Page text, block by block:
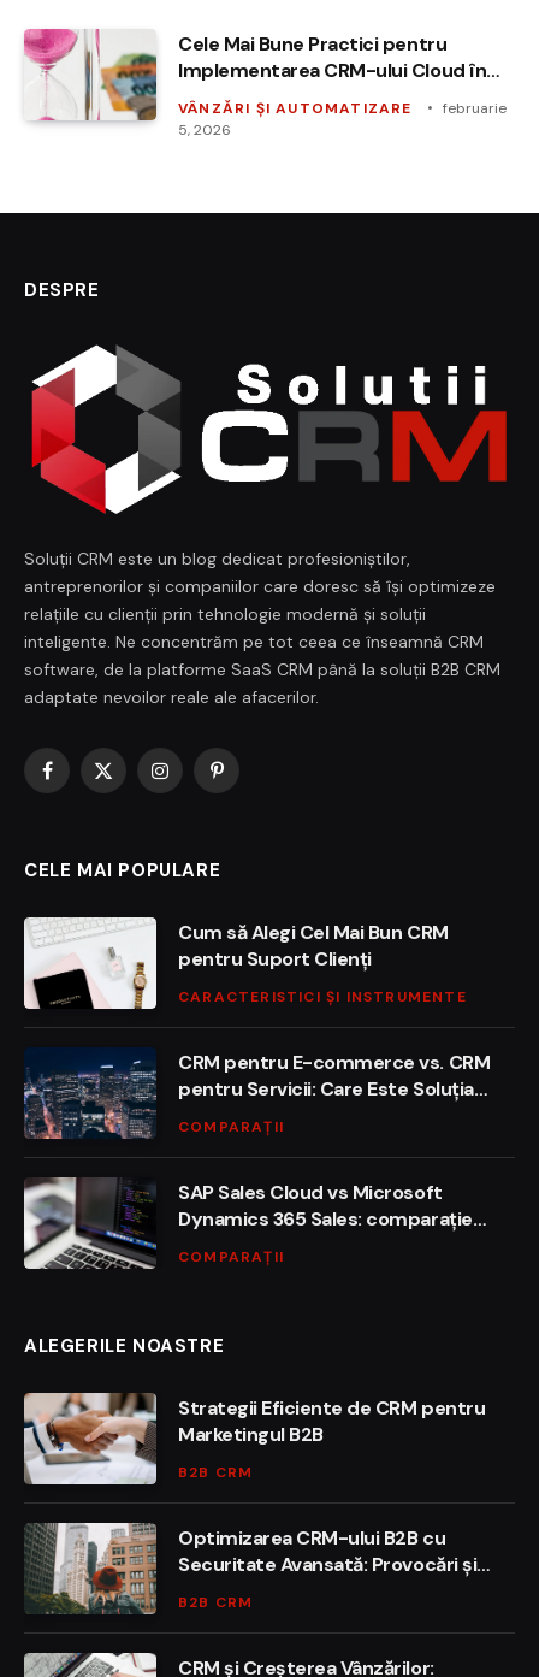
Cele Mai Bune Practici pentru
Implementarea CRM-ului Cloud în
Vânzări
VÂNZĂRI ȘI AUTOMATIZARE
februarie
5, 2026
DESPRE
Soluții CRM este un blog dedicat profesioniștilor,
antreprenorilor și companiilor care doresc să își optimizeze
relațiile cu clienții prin tehnologie modernă și soluții
inteligente. Ne concentrăm pe tot ceea ce înseamnă CRM
software, de la platforme SaaS CRM până la soluții B2B CRM
adaptate nevoilor reale ale afacerilor.
Facebook
X
InstagramPinterest
CELE MAI POPULARE
Cum să Alegi Cel Mai Bun CRM
pentru Suport Clienți
CARACTERISTICI ȘI INSTRUMENTE
CRM pentru E-commerce vs. CRM
pentru Servicii: Care Este Soluția
COMPARAȚII
SAP Sales Cloud vs Microsoft
Dynamics 365 Sales: comparație
funcțională și de adopție
COMPARAȚII
ALEGERILE NOASTRE
Strategii Eficiente de CRM pentru
Marketingul B2B
B2B CRM
Optimizarea CRM-ului B2B cu
Securitate Avansată: Provocări și
B2B CRM
CRM și Creșterea Vânzărilor: